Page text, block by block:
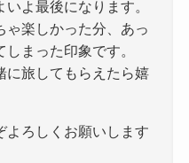
よ最後になります。
ゃ楽しかった分、あっ
まった印象です。
に旅してもらえたら嬉
よろしくお願いします